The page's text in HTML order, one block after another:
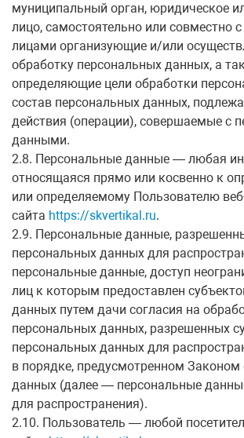
муниципальный орган, юридическое
лицо, самостоятельно или совместно
лицами организующие и/или
обработку персональных данных, а
определяющие цели обработки
состав персональных данных,
действия (операции), совершаемые с
данными.
2.8. Персональные данные — любая
относящаяся прямо или косвенно к
или определяемому Пользователю
сайта https://skvertikal.ru.
2.9. Персональные данные,
персональных данных для
персональные данные, доступ
лиц к которым предоставлен
данных путем дачи согласия на
персональных данных, разрешенных
персональных данных для
в порядке, предусмотренном Законом
данных (далее — персональные
для распространения).
2.10. Пользователь — любой